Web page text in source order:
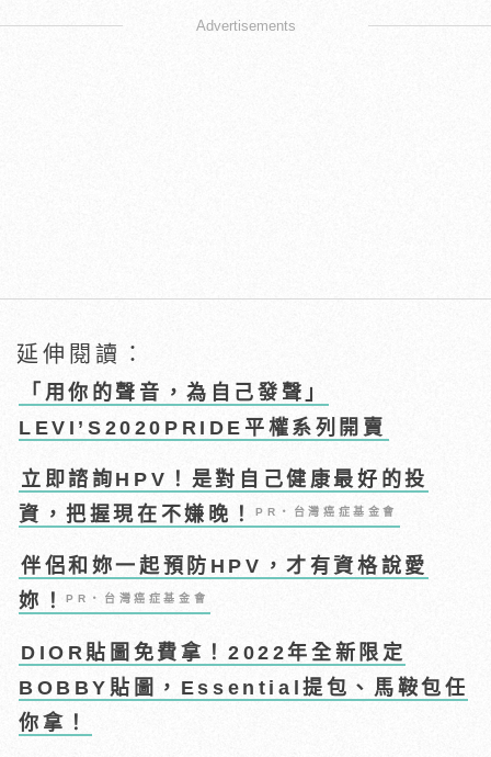
Advertisements
延伸閱讀：
「用你的聲音，為自己發聲」
LEVI’S2020PRIDE平權系列開賣
立即諮詢HPV！是對自己健康最好的投
資，把握現在不嫌晚！PR・台灣癌症基金會
伴侶和妳一起預防HPV，才有資格說愛
妳！PR・台灣癌症基金會
DIOR貼圖免費拿！2022年全新限定
BOBBY貼圖，Essential提包、馬鞍包任
你拿！